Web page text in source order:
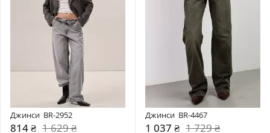
Джинси  BR-2952
814 ₴ 1 629 ₴
Джинси  BR-4467
1 037 ₴ 1 729 ₴